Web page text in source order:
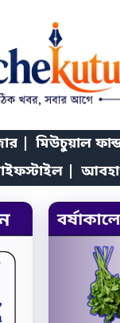
| মিউচুয়াল
|